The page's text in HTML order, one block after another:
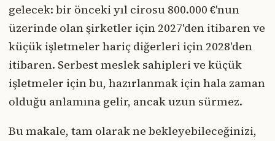
gelecek: bir önceki yıl cirosu 800.000 €'nun
üzerinde olan şirketler için 2027'den itibaren ve
küçük işletmeler hariç diğerleri için 2028'den
itibaren. Serbest meslek sahipleri ve küçük
işletmeler için bu, hazırlanmak için hala zaman
olduğu anlamına gelir, ancak uzun sürmez.
Bu makale, tam olarak ne bekleyebileceğinizi,